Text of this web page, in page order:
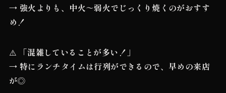
→ 強火よりも、中火～弱火でじっくり焼くのがおすす
め！
⚠️
「混雑していることが多い！」
→ 特にランチタイムは行列ができるので、早めの来店
が◎